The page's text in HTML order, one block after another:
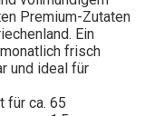
Premium-Zutaten
Ein
frisch
und ideal für
für ca. 65